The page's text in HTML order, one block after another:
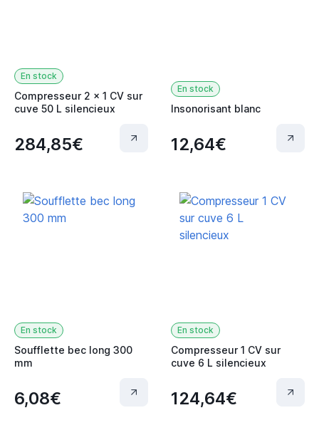
En stock
Compresseur 2 x 1 CV sur
cuve 50 L silencieux
284,85€
En stock
Insonorisant blanc
12,64€
En stock
Soufflette bec long 300
mm
6,08€
En stock
Compresseur 1 CV sur
cuve 6 L silencieux
124,64€